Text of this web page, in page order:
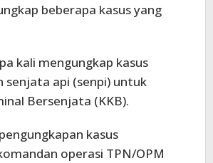
beberapa kasus yang
kali mengungkap kasus
senjata api (senpi) untuk
Bersenjata (KKB).
kasus
operasi TPN/OPM